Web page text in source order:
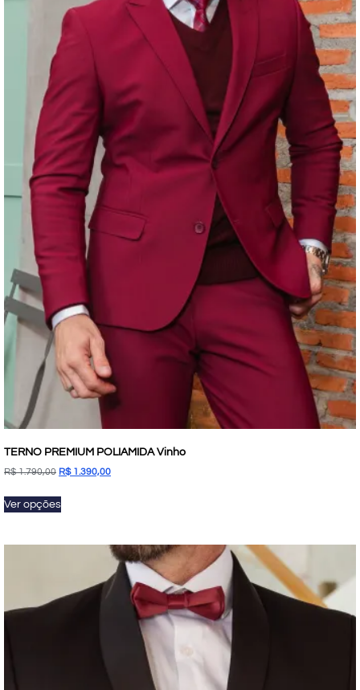
TERNO PREMIUM POLIAMIDA Vinho
R$1.790,00 R$1.390,00
Ver opções